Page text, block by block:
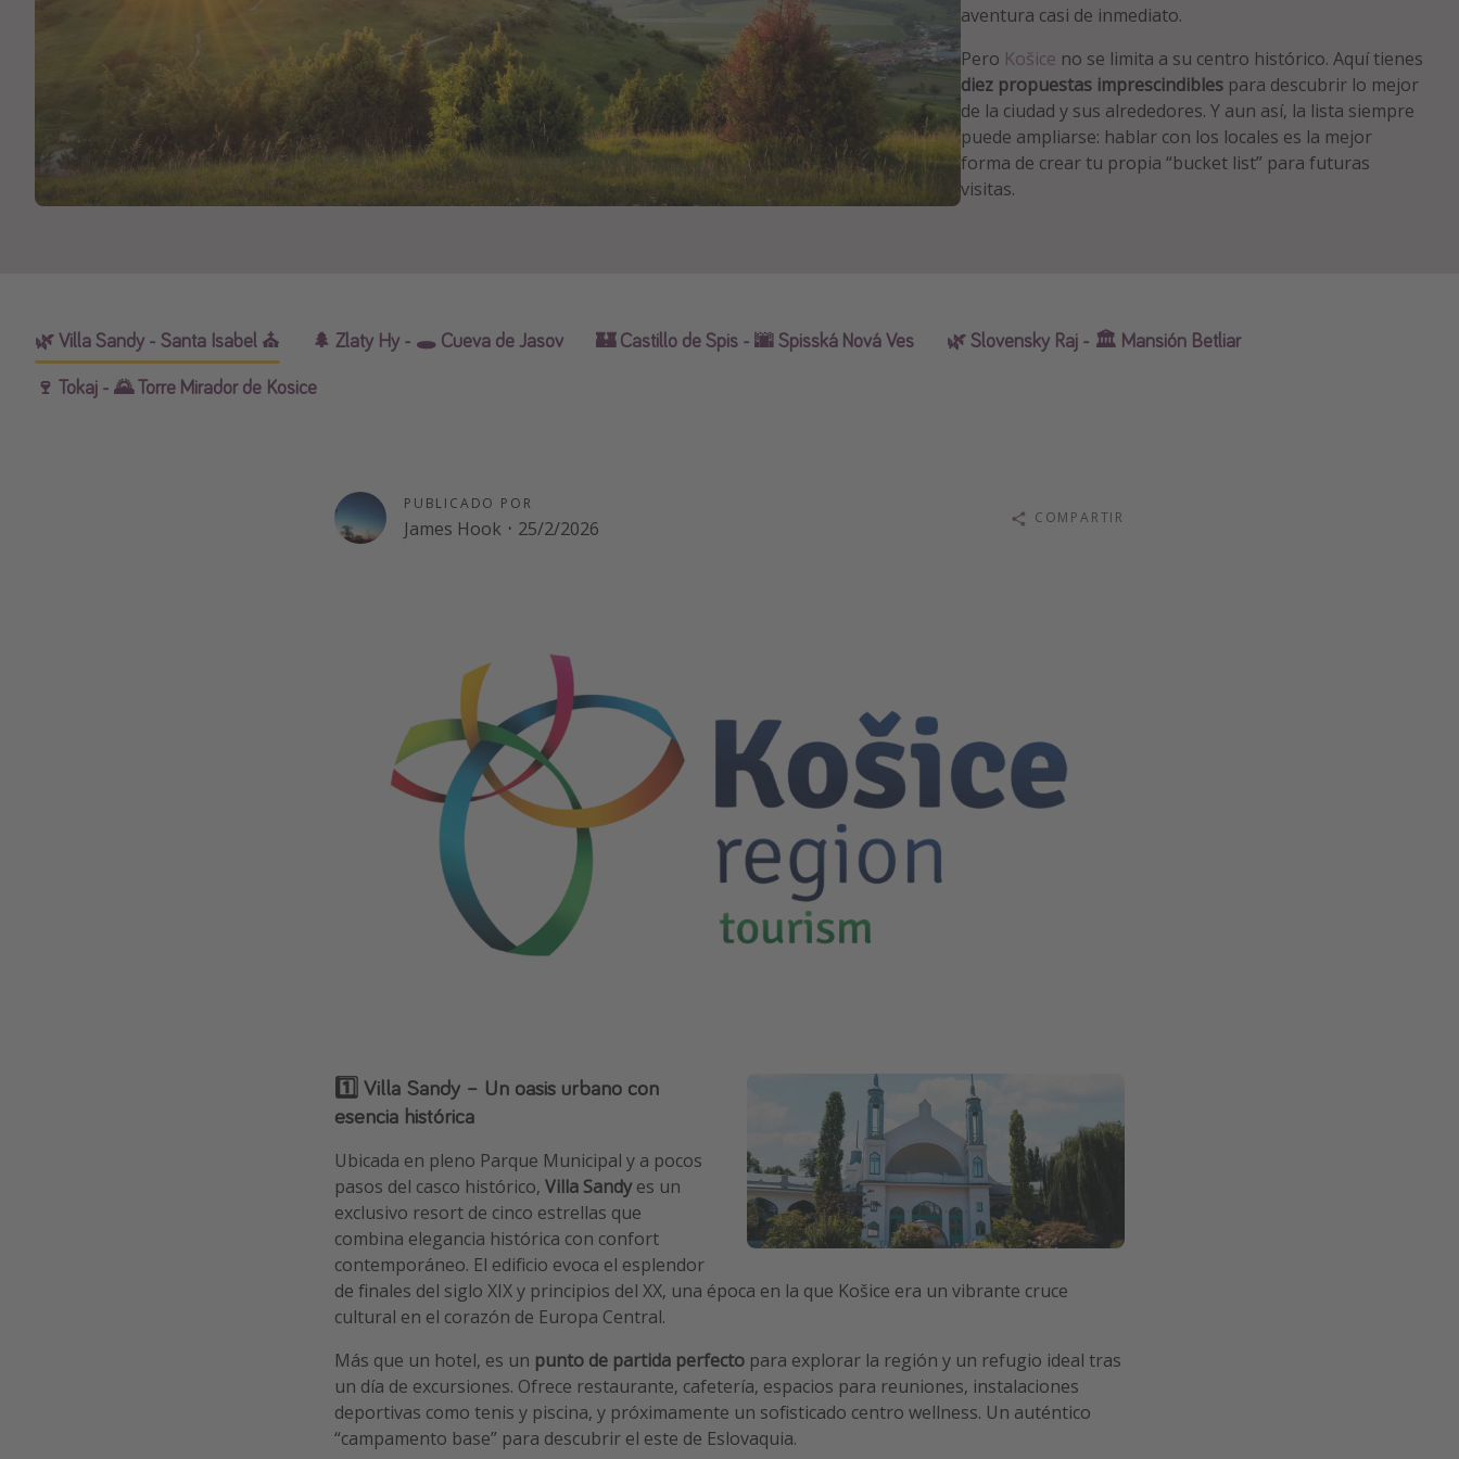
aventura casi de inmediato.
Pero Košice no se limita a su centro histórico. Aquí tienes
diez propuestas imprescindibles para descubrir lo mejor
de la ciudad y sus alrededores. Y aun así, la lista siempre
puede ampliarse: hablar con los locales es la mejor
forma de crear tu propia “bucket list” para futuras
visitas.
🌿 Villa Sandy - Santa Isabel ⛪️ 🌲 Zlaty Hy - 🕳 Cueva de Jasov 🏰 Castillo de Spis - 🌆 Spisská Nová Ves
🌿 Slovensky Raj - 🏛 Mansión Betliar
🍷 Tokaj - 🌄 Torre Mirador de Kosice
PUBLICADO POR
James Hook · 25/2/2026 COMPARTIR
1️⃣ Villa Sandy – Un oasis urbano con
esencia histórica
Ubicada en pleno Parque Municipal y a pocos
pasos del casco histórico, Villa Sandyes un
exclusivo resort de cinco estrellas que
combina elegancia histórica con confort
contemporáneo. El edificio evoca el esplendor
de finales del siglo XIX y principios del XX, una época en la que Košice era un vibrante cruce
cultural en el corazón de Europa Central.
Más que un hotel, es un punto de partida perfecto para explorar la región y un refugio ideal tras
un día de excursiones. Ofrece restaurante, cafetería, espacios para reuniones, instalaciones
deportivas como tenis y piscina, y próximamente un sofisticado centro wellness. Un auténtico
“campamento base” para descubrir el este de Eslovaquia.